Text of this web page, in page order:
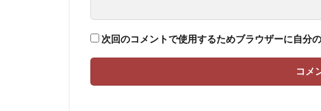
次回のコメントで使用するためブラウザーに自分